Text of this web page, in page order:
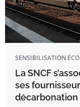
SENSIBILISATION
La SNCF
ses
décarbonation